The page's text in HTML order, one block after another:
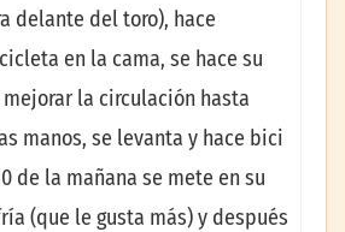
delante del toro), hace
en la cama, se hace su
la circulación hasta
manos, se levanta y hace bici
de la mañana se mete en su
(que le gusta más) y después